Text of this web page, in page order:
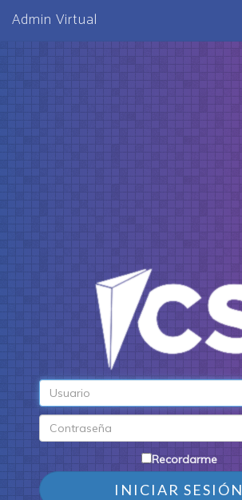
Admin Virtual
Recordarme
INICIAR SESIÓN